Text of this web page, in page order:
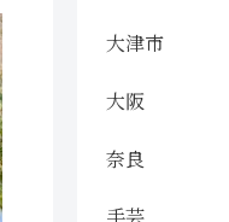
大津市
大阪
奈良
手芸